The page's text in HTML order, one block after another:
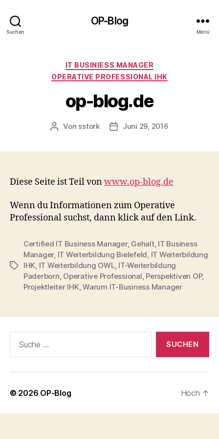
Suchen
OP-Blog
Menü
Kategorien
IT BUSINIESS MANAGER
OPERATIVE PROFESSIONAL IHK
op-blog.de
Beitragsautor
Von sstork Beitragsdatum
Juni 29, 2016
Diese Seite ist Teil vonwww.op-blog.de
Wenn du Informationen zum Operative
Professional suchst, dann klick auf den Link.
Schlagwörter
Certified IT Business Manager, Gehalt, IT Business
Manager, IT Weiterbildung Bielefeld IT Weiterbildung
IHK IT Weiterbildung OWL, IT-Weiterbildung
Paderborn Operative Professional Perspektiven OP,
Projektleiter IHK ,Warum IT-Business Manager
nach:
© 2026 OP-Blog Hoch ↑